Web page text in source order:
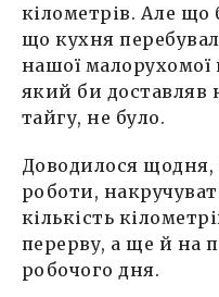
кілометрів. Але що
що кухня
нашої малорухомої
який би доставляв
тайгу, не було.
Доводилося щодня,
роботи,
кількість
перерву, а ще й на
робочого дня.